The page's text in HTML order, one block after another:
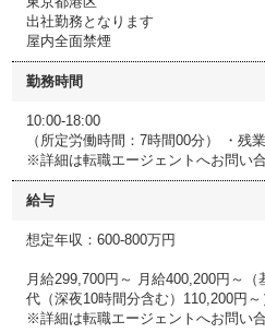
出社勤務となります
屋内全面禁煙
勤務時間
10:00-18:00
（所定労働時間：7時間00分） ・残
※詳細は転職エージェントへお問い合
給与
想定年収：600-800万円
月給299,700円～ 月給400,200円～
代（深夜10時間分含む）110,200円
※詳細は転職エージェントへお問い合